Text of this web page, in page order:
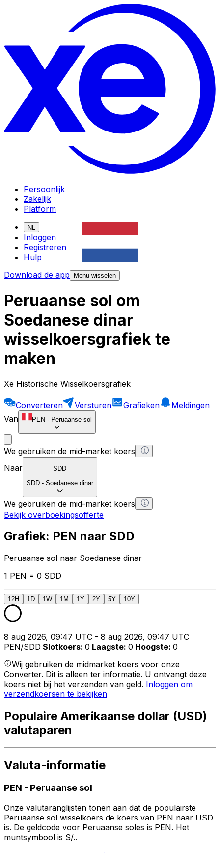
Persoonlijk
Zakelijk
Platform
NL
Inloggen
Registreren
Hulp
Download de app
Menu wisselen
Peruaanse sol om
Soedanese dinar
wisselkoersgrafiek te
maken
Xe Historische Wisselkoersgrafiek
Converteren Versturen Grafieken
Meldingen
Van
PEN - Peruaanse sol
We gebruiken de mid-market koers
Naar
SDD
SDD - Soedanese dinar
We gebruiken de mid-market koers
Bekijk overboekingsofferte
Grafiek: PEN naar SDD
Peruaanse sol naar Soedanese dinar
1 PEN = 0 SDD
12H 1D 1W 1M 1Y 2Y 5Y 10Y
8 aug 2026, 09:47 UTC - 8 aug 2026, 09:47 UTC
PEN/SDD Slotkoers: 0 Laagste: 0 Hoogste: 0
Wij gebruiken de midmarket koers voor onze
Converter. Dit is alleen ter informatie. U ontvangt deze
koers niet bij het verzenden van geld. Inloggen om
verzendkoersen te bekijken
Populaire Amerikaanse dollar (USD)
valutaparen
Valuta-informatie
PEN - Peruaanse sol
Onze valutaranglijsten tonen aan dat de populairste
Peruaanse sol wisselkoers de koers van PEN naar USD
is. De geldcode voor Peruaanse soles is PEN. Het
muntsymbool is S/..